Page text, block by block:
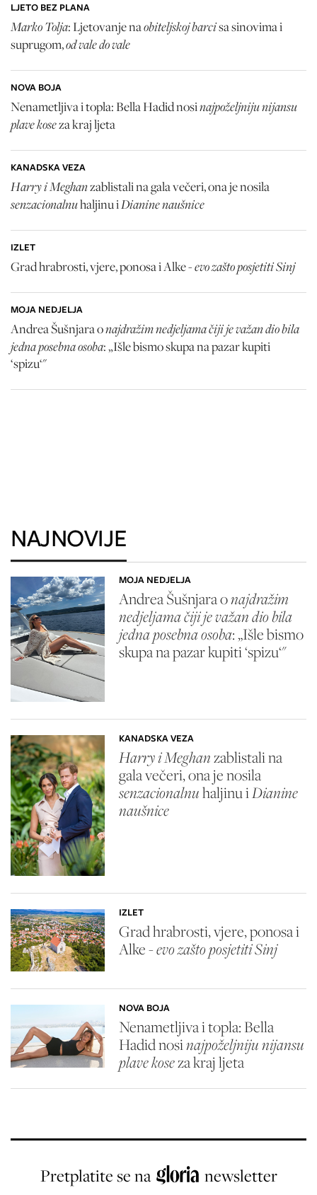
LJETO BEZ PLANA
Marko Tolja: Ljetovanje naobiteljskoj barcisa sinovima i
suprugom,od vale do vale
NOVA BOJA
Nenametljiva i topla: Bella Hadid nosinajpoželjniju nijansu
plave koseza kraj ljeta
KANADSKA VEZA
Harry i Meghanzablistali na gala večeri, ona je nosila
senzacionalnuhaljinu iDianine naušnice
IZLET
Grad hrabrosti, vjere, ponosa i Alke -evo zašto posjetiti Sinj
MOJA NEDJELJA
Andrea Šušnjara onajdražim nedjeljama čiji je važan dio bila
jedna posebna osoba: „Išle bismo skupa na pazar kupiti
‘spizu‘"
NAJNOVIJE
MOJA NEDJELJA
Andrea Šušnjara onajdražim
nedjeljama čiji je važan dio bila
jedna posebna osoba: „Išle bismo
skupa na pazar kupiti ‘spizu‘"
KANADSKA VEZA
Harry i Meghanzablistali na
gala večeri, ona je nosila
senzacionalnuhaljinu iDianine
naušnice
IZLET
Grad hrabrosti, vjere, ponosa i
Alke -evo zašto posjetiti Sinj
NOVA BOJA
Nenametljiva i topla: Bella
Hadid nosinajpoželjniju nijansu
plave koseza kraj ljeta
Pretplatite se na newsletter